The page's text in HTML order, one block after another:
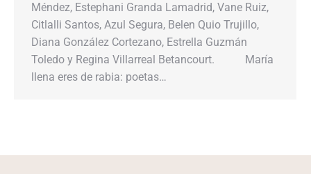
Méndez, Estephani Granda Lamadrid, Vane Ruiz,
Citlalli Santos, Azul Segura, Belen Quio Trujillo,
Diana González Cortezano, Estrella Guzmán
Toledo y Regina Villarreal Betancourt. María
llena eres de rabia: poetas…